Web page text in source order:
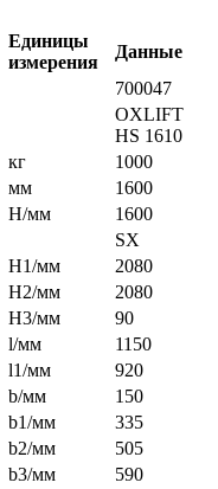
Единицы
измерения
Данные
700047
OXLIFT
HS 1610
кг
1000
мм
1600
H/мм
1600
SX
H1/мм
2080
H2/мм
2080
H3/мм
90
l/мм
1150
l1/мм
920
b/мм
150
b1/мм
335
b2/мм
505
b3/мм
590